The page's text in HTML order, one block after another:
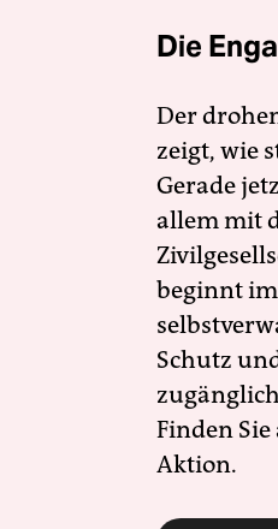
Die
Der
zeigt, wie
Gerade
allem mit
beginnt
Schutz
Finden
Aktion.